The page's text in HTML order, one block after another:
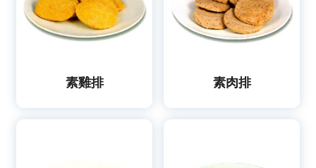
素雞排 素肉排